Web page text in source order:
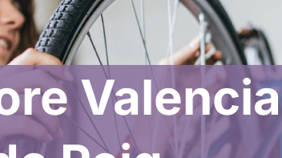
Valencia